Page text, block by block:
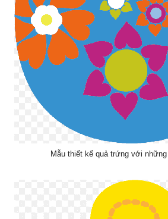
Mẫu thiết kế quả trứng với những